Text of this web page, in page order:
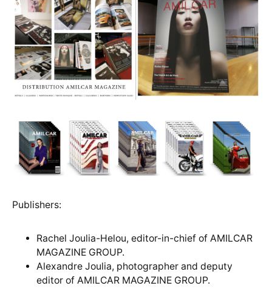
Publishers:
Rachel Joulia-Helou, editor-in-chief of AMILCAR
MAGAZINE GROUP.
Alexandre Joulia, photographer and deputy
editor of AMILCAR MAGAZINE GROUP.